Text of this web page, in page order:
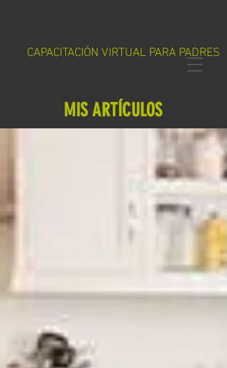
CAPACITACIÓN VIRTUAL PARA PADRES
MIS ARTÍCULOS